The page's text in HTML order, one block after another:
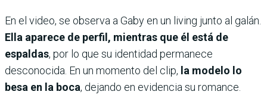
En el video, se observa a Gaby en un living junto al galán.
Ella aparece de perfil, mientras que él está de
espaldas, por lo que su identidad permanece
desconocida. En un momento del clip, la modelo lo
besa en la boca, dejando en evidencia su romance.